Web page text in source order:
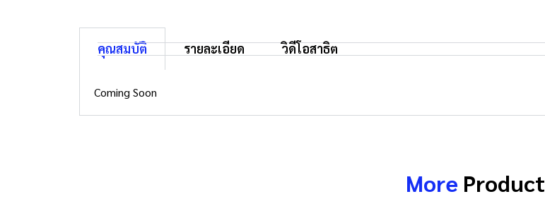
คุณสมบัติ รายละเอียด วิดีโอสาธิต
Coming Soon
More Product